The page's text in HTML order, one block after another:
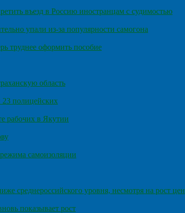
въезд в Россию иностранцам с судимостью
упали из-за популярности самогона
труднее оформить пособие
область
23 полицейских
рабочих в Якутии
самоизоляции
среднероссийского уровня, несмотря на рост цен
показывает рост